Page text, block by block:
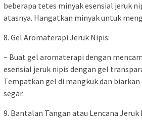
beberapa tetes minyak esensial jeruk
atasnya. Hangatkan minyak untuk
8. Gel Aromaterapi Jeruk Nipis:
– Buat gel aromaterapi dengan
esensial jeruk nipis dengan gel
Tempatkan gel di mangkuk dan
segar.
9. Bantalan Tangan atau Lencana Jeruk